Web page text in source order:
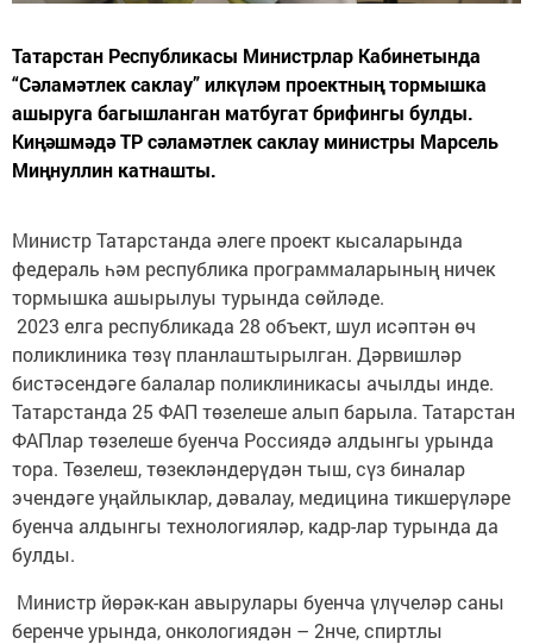
Татарстан Республикасы Министрлар Кабинетында
“Сәламәтлек саклау” илкүләм проектның тормышка
ашыруга багышланган матбугат брифингы булды.
Киңәшмәдә ТР сәламәтлек саклау министры Марсель
Миңнуллин катнашты.
Министр Татарстанда әлеге проект кысаларында
федераль һәм республика программаларының ничек
тормышка ашырылуы турында сөйләде.
2023 елга республикада 28 объект, шул исәптән өч
поликлиника төзү планлаштырылган. Дәрвишләр
бистәсендәге балалар поликлиникасы ачылды инде.
Татарстанда 25 ФАП төзелеше алып барыла. Татарстан
ФАПлар төзелеше буенча Россиядә алдынгы урында
тора. Төзелеш, төзекләндерүдән тыш, сүз биналар
эчендәге уңайлыклар, дәвалау, медицина тикшерүләре
буенча алдынгы технологияләр, кадр-лар турында да
булды.
Министр йөрәк-кан авырулары буенча үлүчеләр саны
беренче урында, онкологиядән – 2нче, спиртлы